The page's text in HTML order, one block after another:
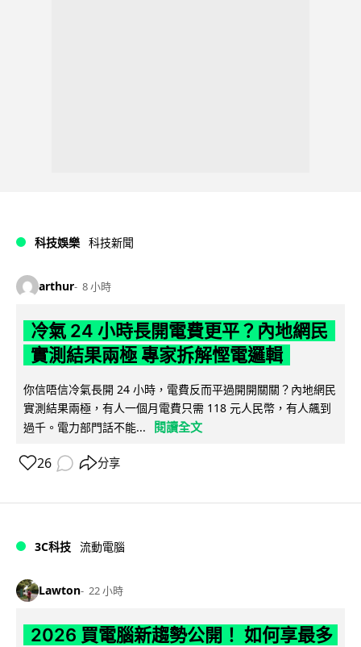
科技娛樂 科技新聞
arthur 8 小時
冷氣 24 小時長開電費更平？內地網民
實測結果兩極 專家拆解慳電邏輯
你信唔信冷氣長開 24 小時，電費反而平過開開關關？內地網民
實測結果兩極，有人一個月電費只需 118 元人民幣，有人飆到
過千。電力部門話不能...
閱讀全文
26 分享
3C科技 流動電腦
Lawton 22 小時
2026 買電腦新趨勢公開！ 如何享最多